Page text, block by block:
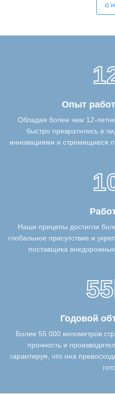
о
Опыт
Обладая более чем 12-
быстро превратились в
инновациями и стремящиеся
Наши прицепы достигли
глобальное присутствие и
поставщика
Годовой
Более 55 000 километров
прочность и
гарантируя, что она